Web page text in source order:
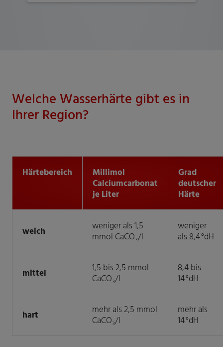
Welche Wasserhärte gibt es in
Ihrer Region?
Härtebereich
Millimol
Calciumcarbonat
je Liter
Grad
deutscher
Härte
weich
weniger als 1,5
mmol CaCO₃/l
weniger
als 8,4 °dH
mittel
1,5 bis 2,5 mmol
CaCO₃/l
8,4 bis
14 °dH
hart
mehr als 2,5 mmol
CaCO₃/l
mehr als
14 °dH